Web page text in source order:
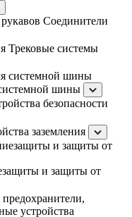
Соединители
Трековые системы
шины
безопасности
заземления
и защиты от